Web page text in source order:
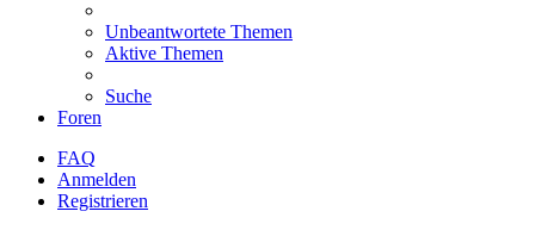
Unbeantwortete Themen
Aktive Themen
Suche
Foren
FAQ
Anmelden
Registrieren